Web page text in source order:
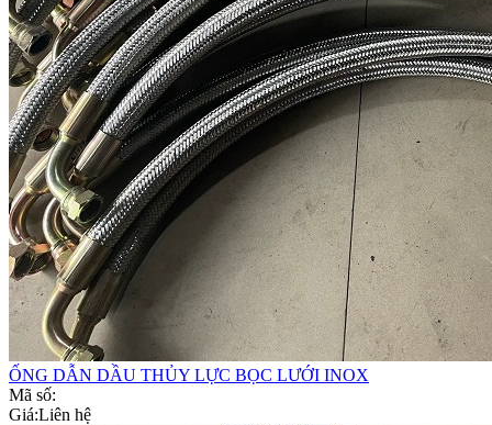
ỐNG DẪN DẦU THỦY LỰC BỌC LƯỚI INOX
Mã số:
Giá:Liên hệ